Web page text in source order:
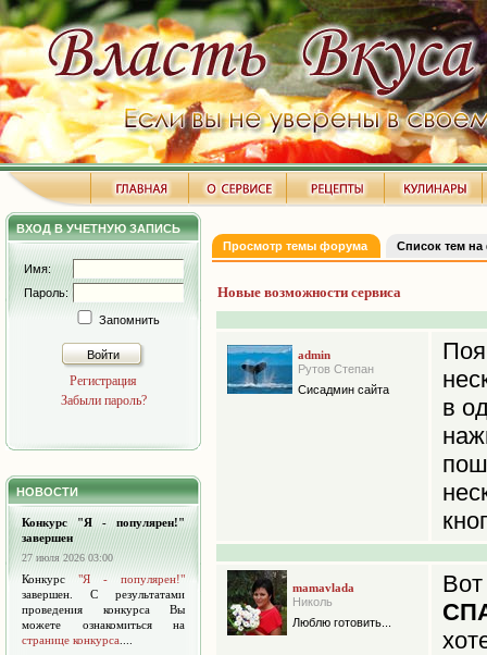
ВХОД В УЧЕТНУЮ ЗАПИСЬ
Имя:
Пароль:
Запомнить
Войти
Регистрация
Забыли пароль?
НОВОСТИ
Конкурс "Я - популярен!"
завершен
27 июля 2026 03:00
Конкурс "Я - популярен!"
завершен. С результатами
проведения конкурса Вы
можете ознакомиться на
странице конкурса
Просмотр темы форума Список тем
Новые возможности сервиса
admin
Рутов Степан
Сисадмин сайта
в
mamavlada
Николь
Люблю готовить...